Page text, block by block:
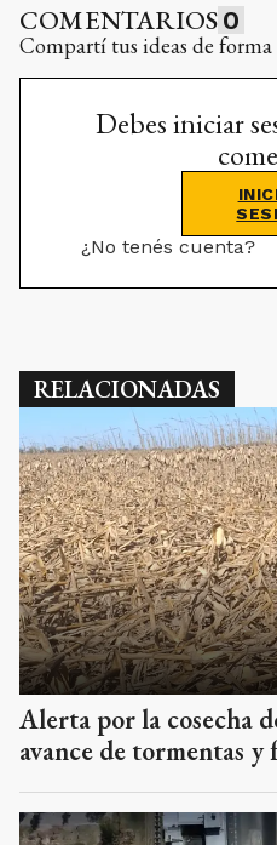
COMENTARIOS 0
Compartí tus ideas de forma
Debes iniciar
¿No tenés cuenta?
RELACIONADAS
Alerta por la cosecha
avance de tormentas